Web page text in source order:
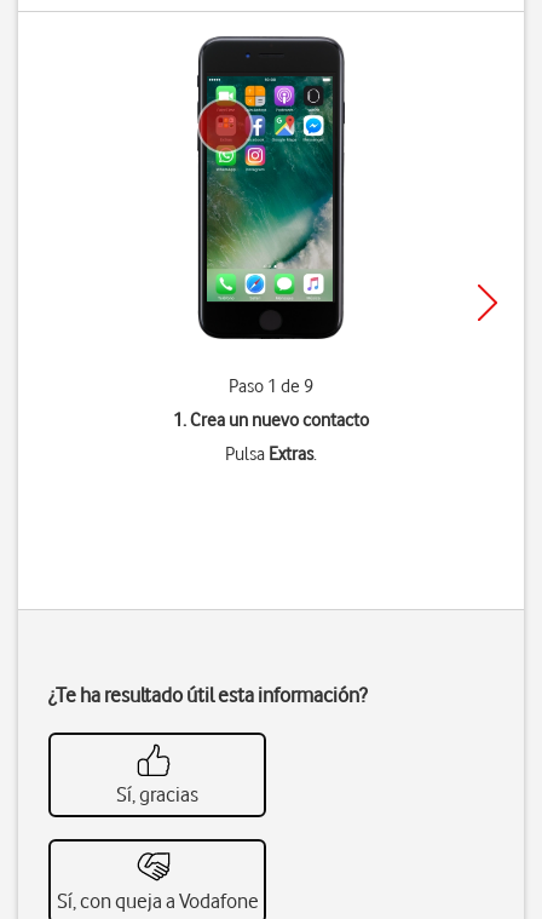
Paso 1 de 9
1. Crea un nuevo contacto
Pulsa Extras.
¿Te ha resultado útil esta información?
Sí, gracias
Sí, con queja a Vodafone